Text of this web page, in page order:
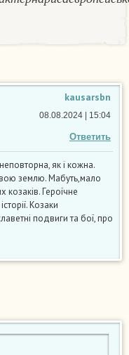
ктернар исаевр опе йськ
kausarsbn
Ответить
08.08.2024 | 15:04
як і кожна.
землю. Мабуть,мало
козаків. Героїчне
Козаки
подвиги та бої, про